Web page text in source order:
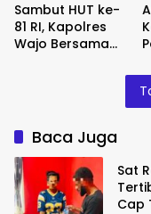
Sambut HUT ke-
81 RI, Kapolres
Wajo Bersama
KarungBaca Juga
Sat
Cap